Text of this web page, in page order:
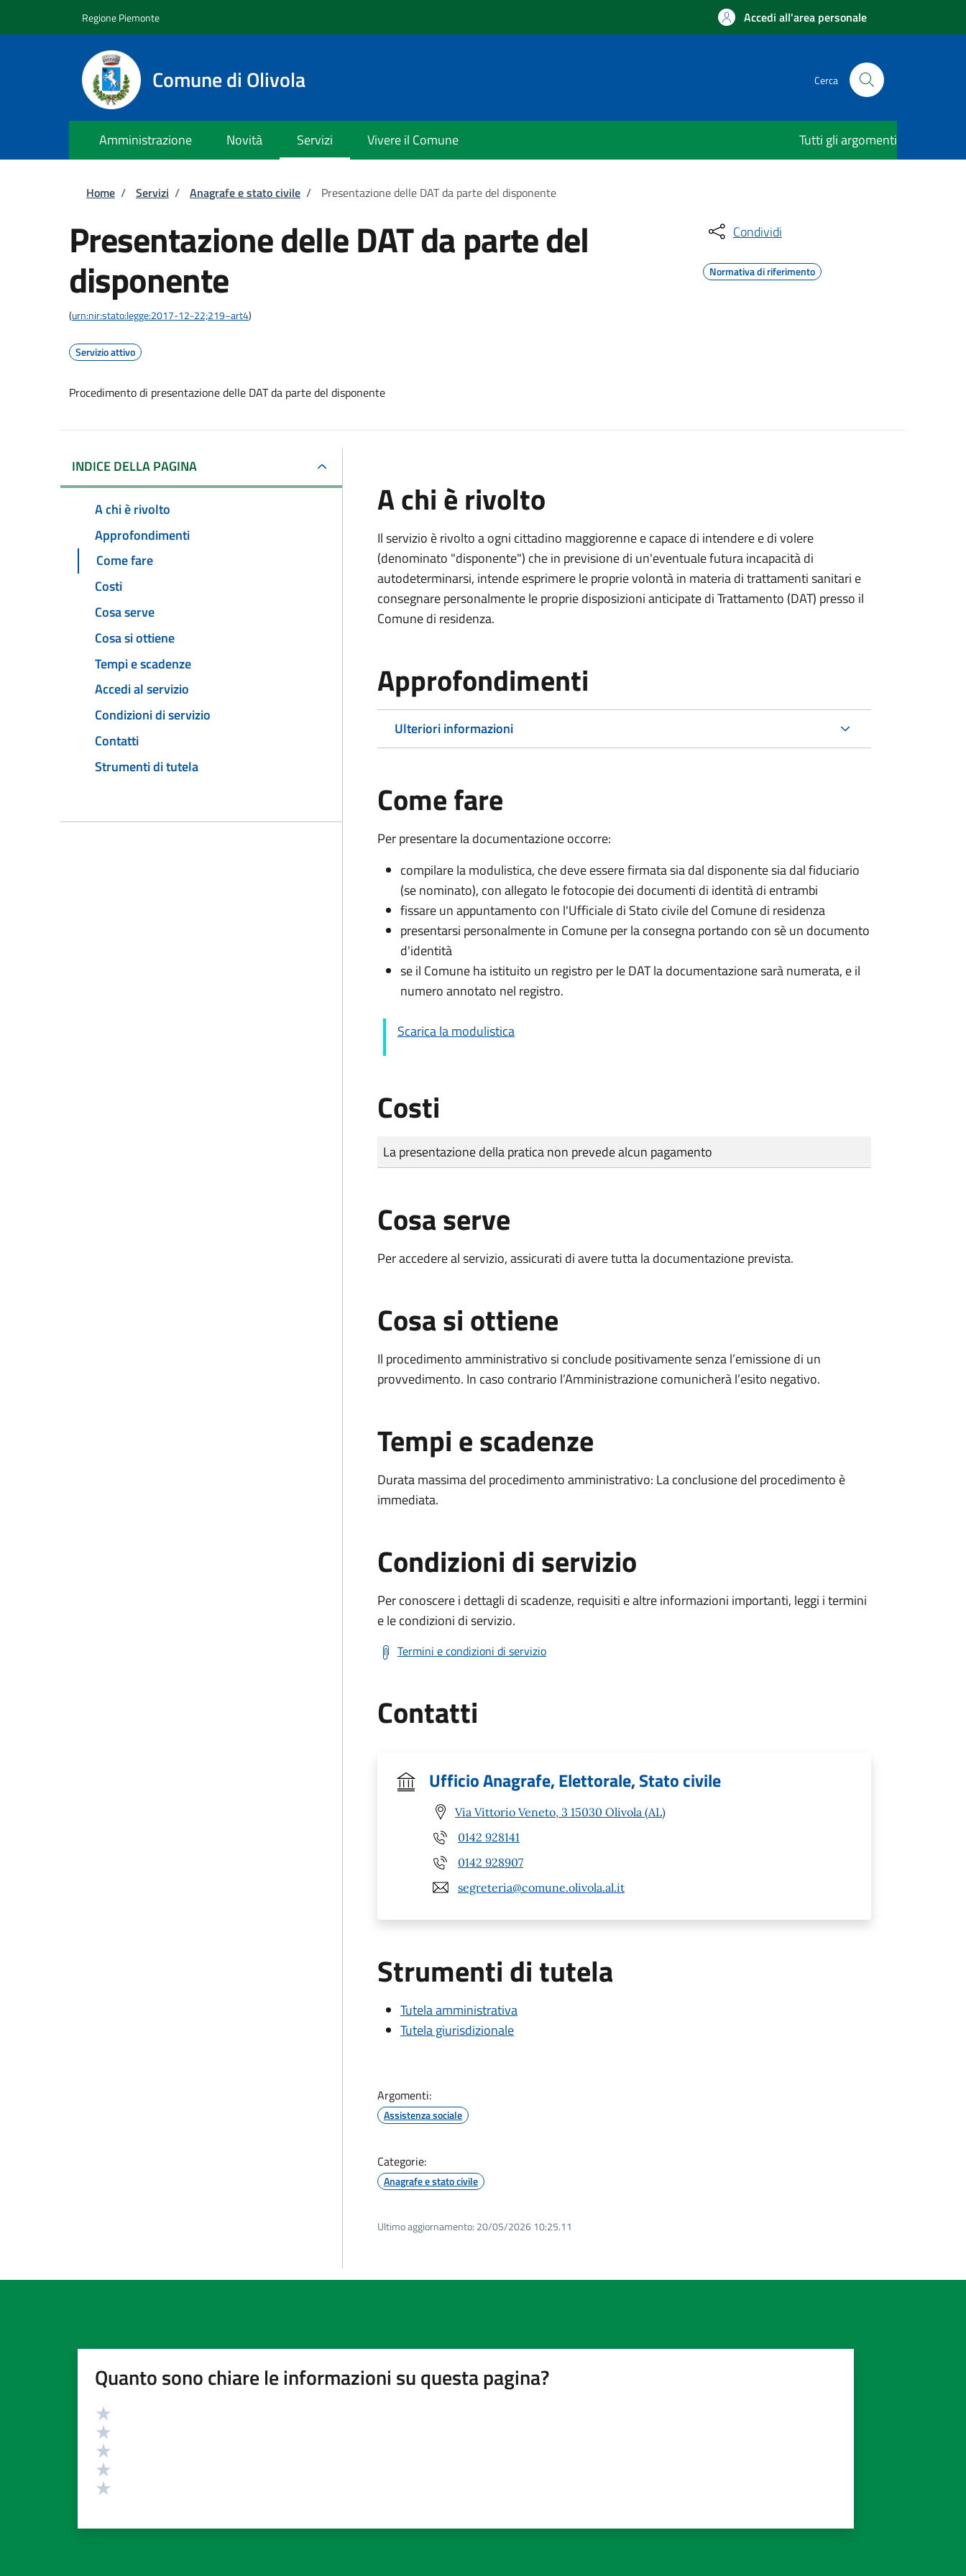
Regione Piemonte Accedi all'area personale
Comune di Olivola Cerca
Amministrazione Novità Servizi Vivere il Comune Tutti gli argomenti
Briciole di pane
Home / Servizi / Anagrafe e stato civile / Presentazione delle DAT da parte del disponente
Presentazione delle DAT da parte del
disponente
(urn:nir:stato:legge:2017-12-22;219~art4)
Servizio attivo
Procedimento di presentazione delle DAT da parte del disponente
Condividi
Normativa di riferimento
INDICE DELLA PAGINA
A chi è rivolto
Approfondimenti
Come fare
Costi
Cosa serve
Cosa si ottiene
Tempi e scadenze
Accedi al servizio
Condizioni di servizio
Contatti
Strumenti di tutela
A chi è rivolto
Il servizio è rivolto a ogni cittadino maggiorenne e capace di intendere e di volere
(denominato "disponente") che in previsione di un'eventuale futura incapacità di
autodeterminarsi, intende esprimere le proprie volontà in materia di trattamenti sanitari e
consegnare personalmente le proprie disposizioni anticipate di Trattamento (DAT) presso il
Comune di residenza.
Approfondimenti
Ulteriori informazioni
Come fare
Per presentare la documentazione occorre:
compilare la modulistica, che deve essere firmata sia dal disponente sia dal fiduciario
(se nominato), con allegato le fotocopie dei documenti di identità di entrambi
fissare un appuntamento con l'Ufficiale di Stato civile del Comune di residenza
presentarsi personalmente in Comune per la consegna portando con sè un documento
d'identità
se il Comune ha istituito un registro per le DAT la documentazione sarà numerata, e il
numero annotato nel registro.
Scarica la modulistica
Costi
Tipo di pagamento
Importo
La presentazione della pratica non prevede alcun pagamento
Cosa serve
Per accedere al servizio, assicurati di avere tutta la documentazione prevista.
Cosa si ottiene
Il procedimento amministrativo si conclude positivamente senza l’emissione di un
provvedimento. In caso contrario l’Amministrazione comunicherà l’esito negativo.
Tempi e scadenze
Durata massima del procedimento amministrativo: La conclusione del procedimento è
immediata.
Condizioni di servizio
Per conoscere i dettagli di scadenze, requisiti e altre informazioni importanti, leggi i termini
e le condizioni di servizio.
Termini e condizioni di servizio
Contatti
Ufficio Anagrafe, Elettorale, Stato civile
Via Vittorio Veneto, 3 15030 Olivola (AL)
0142 928141
0142 928907
segreteria@comune.olivola.al.it
Strumenti di tutela
Tutela amministrativa
Tutela giurisdizionale
Argomenti:
Assistenza sociale
Categorie:
Anagrafe e stato civile
Ultimo aggiornamento: 20/05/2026 10:25.11
Quanto sono chiare le informazioni su questa pagina?
Valutazione